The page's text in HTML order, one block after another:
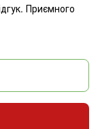
Приємного